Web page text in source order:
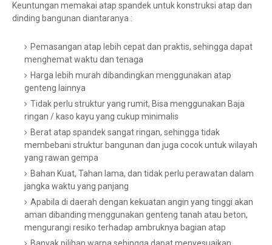
Keuntungan memakai atap spandek untuk konstruksi atap dan
dinding bangunan diantaranya :
Pemasangan atap lebih cepat dan praktis, sehingga dapat
menghemat waktu dan tenaga
Harga lebih murah dibandingkan menggunakan atap
genteng lainnya
Tidak perlu struktur yang rumit, Bisa menggunakan Baja
ringan / kaso kayu yang cukup minimalis
Berat atap spandek sangat ringan, sehingga tidak
membebani struktur bangunan dan juga cocok untuk wilayah
yang rawan gempa
Bahan Kuat, Tahan lama, dan tidak perlu perawatan dalam
jangka waktu yang panjang
Apabila di daerah dengan kekuatan angin yang tinggi akan
aman dibanding menggunakan genteng tanah atau beton,
mengurangi resiko terhadap ambruknya bagian atap